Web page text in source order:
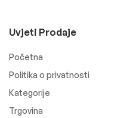
Uvjeti Prodaje
Početna
Politika o privatnosti
Kategorije
Trgovina